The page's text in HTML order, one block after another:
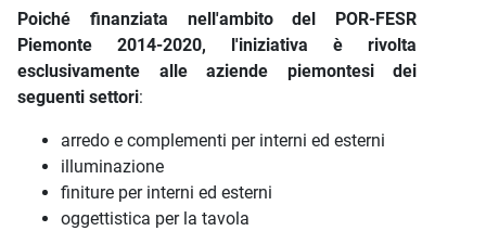
Poiché finanziata nell'ambito del POR-FESR
Piemonte 2014-2020, l'iniziativa è rivolta
esclusivamente alle aziende piemontesi dei
seguenti settori:
arredo e complementi per interni ed esterni
illuminazione
finiture per interni ed esterni
oggettistica per la tavola